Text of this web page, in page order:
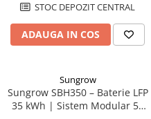
STOC DEPOZIT CENTRAL
ADAUGA IN COS
Sungrow
Sungrow SBH350 – Baterie LFP
35 kWh | Sistem Modular 50